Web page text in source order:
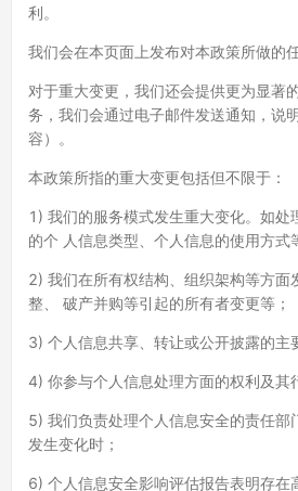
利。
我们会在本页面上发布对本政策所做的任
对于重大变更，我们还会提供更为显著
务，我们会通过电子邮件发送通知，说
容）。
本政策所指的重大变更包括但不限于：
1) 我们的服务模式发生重大变化。如处
的个 人信息类型、个人信息的使用方式
2) 我们在所有权结构、组织架构等方面
整、 破产并购等引起的所有者变更等；
3) 个人信息共享、转让或公开披露的主
4) 你参与个人信息处理方面的权利及其
5) 我们负责处理个人信息安全的责任部
发生变化时；
6) 个人信息安全影响评估报告表明存在